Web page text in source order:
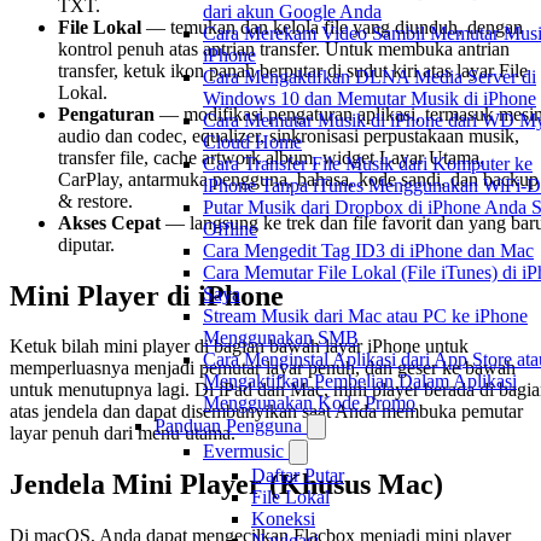
dari akun Google Anda
Cara Merekam Video Sambil Memutar
iPhone
Cara Mengaktifkan DLNA Media Server di
Windows 10 dan Memutar Musik di iPhone
Cara Memutar Musik di iPhone dari WD
Cloud Home
Cara Transfer File Musik dari Komputer ke
iPhone Tanpa iTunes Menggunakan WiFi-
Putar Musik dari Dropbox di iPhone Anda
Offline
Cara Mengedit Tag ID3 di iPhone dan Mac
Cara Memutar File Lokal (File iTunes) di
Saya
Stream Musik dari Mac atau PC ke iPhone
Menggunakan SMB
Cara Menginstal Aplikasi dari App Store
Mengaktifkan Pembelian Dalam Aplikasi
Menggunakan Kode Promo
Panduan Pengguna
Evermusic
Daftar Putar
File Lokal
Koneksi
TXT.
File Lokal — temukan dan kelola file yang diunduh, dengan
kontrol penuh atas antrian transfer. Untuk membuka antrian
transfer, ketuk ikon panah berputar di sudut kiri atas layar File
Lokal.
Pengaturan — modifikasi pengaturan aplikasi, termasuk
audio dan codec, equalizer, sinkronisasi perpustakaan musik,
transfer file, cache artwork album, widget Layar Utama,
CarPlay, antarmuka pengguna, bahasa, kode sandi, dan backup
& restore.
Akses Cepat — langsung ke trek dan file favorit dan yang
diputar.
Mini Player di iPhone
Ketuk bilah mini player di bagian bawah layar iPhone untuk
memperluasnya menjadi pemutar layar penuh, dan geser ke bawah
untuk menutupnya lagi. Di iPad dan Mac, mini player berada di
atas jendela dan dapat disembunyikan saat Anda membuka pemutar
layar penuh dari menu utama.
Jendela Mini Player (Khusus Mac)
Di macOS, Anda dapat mengecilkan Flacbox menjadi mini player